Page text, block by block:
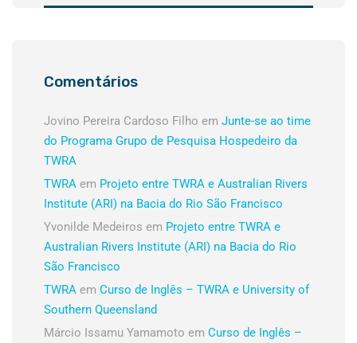
Comentários
Jovino Pereira Cardoso Filho em Junte-se ao time
do Programa Grupo de Pesquisa Hospedeiro da
TWRA
TWRA em Projeto entre TWRA e Australian Rivers
Institute (ARI) na Bacia do Rio São Francisco
Yvonilde Medeiros em Projeto entre TWRA e
Australian Rivers Institute (ARI) na Bacia do Rio
São Francisco
TWRA em Curso de Inglês – TWRA e University of
Southern Queensland
Márcio Issamu Yamamoto em Curso de Inglês –